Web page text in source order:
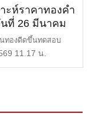
ะห์ราคาทองคำ
ที่ 26 มีนาคม
ทองดีดขึ้นทดสอบ
บ : $4,300 หรื […]
11.17 น.